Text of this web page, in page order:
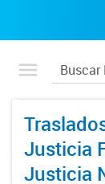
Justicia
Justicia